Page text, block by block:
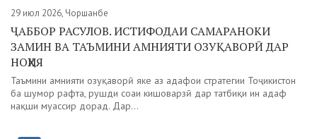
29 июл 2026, Чоршанбе
ҶАББОР РАСУЛОВ. ИСТИФОДАИ САМАРАНОКИ
ЗАМИН ВА ТАЪМИНИ АМНИЯТИ ОЗУҚАВОРӢ ДАР
НОҲИЯ
Таъмини амнияти озуқаворӣ яке аз ҳадафҳои стратегии Тоҷикистон
ба шумор рафта, рушди соҳаи кишоварзӣ дар татбиқи ин ҳадаф
нақши муассир дорад. Дар...